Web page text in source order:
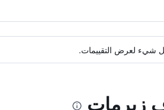
شيء لعرض التقييمات.
زيرمات